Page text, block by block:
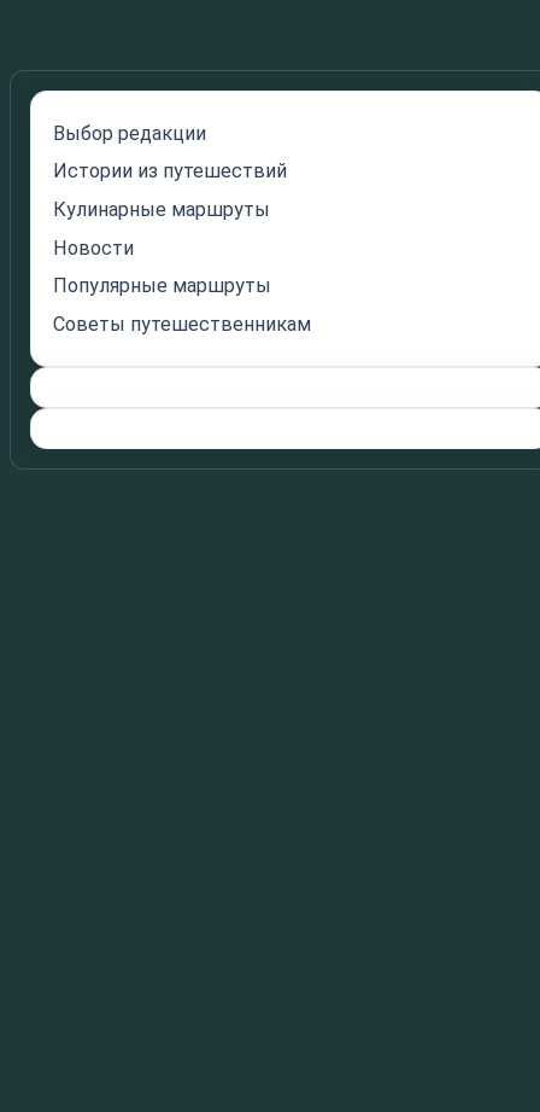
Выбор редакции
Истории из путешествий
Кулинарные маршруты
Новости
Популярные маршруты
Советы путешественникам